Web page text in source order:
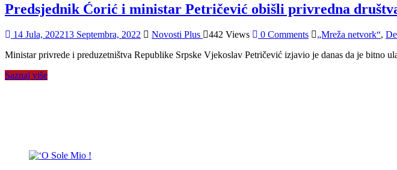
Predsjednik Ćorić i ministar Petričević obišli privredna
14 Jula, 202213 Septembra, 2022 Novosti Plus 442 Views 0 Comments „Mreža netvork“,
Ministar privrede i preduzetništva Republike Srpske Vjekoslav Petričević izjavio je danas da je bitno
Saznaj više